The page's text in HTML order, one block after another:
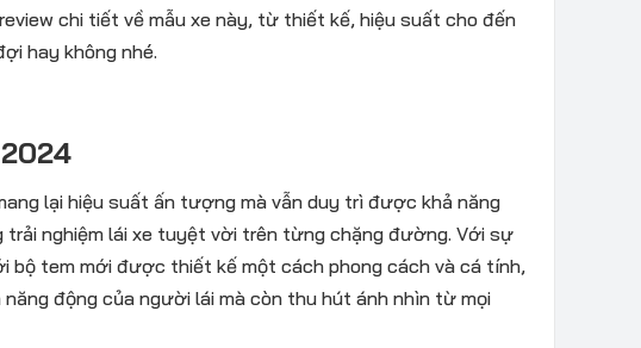
chi tiết về mẫu xe này, từ thiết kế, hiệu suất cho đến
hay không nhé.
lại hiệu suất ấn tượng mà vẫn duy trì được khả năng
nghiệm lái xe tuyệt vời trên từng chặng đường. Với sự
bộ tem mới được thiết kế một cách phong cách và cá tính,
động của người lái mà còn thu hút ánh nhìn từ mọi